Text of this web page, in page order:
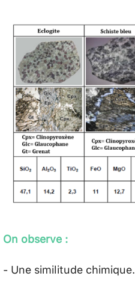
On observe :
- Une similitude chimique.